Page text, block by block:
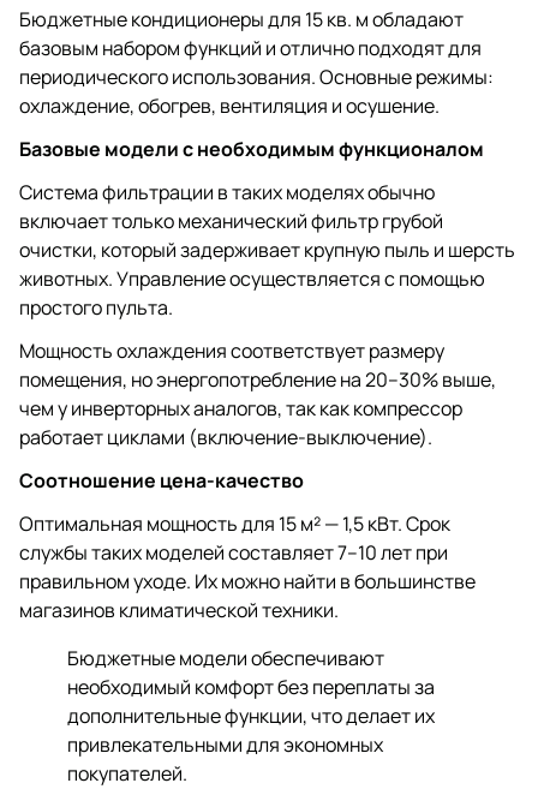
Бюджетные кондиционеры для 15 кв. м обладают
базовым набором функций и отлично подходят для
периодического использования. Основные режимы:
охлаждение, обогрев, вентиляция и осушение.
Базовые модели с необходимым функционалом
Система фильтрации в таких моделях обычно
включает только механический фильтр грубой
очистки, который задерживает крупную пыль и шерсть
животных. Управление осуществляется с помощью
простого пульта.
Мощность охлаждения соответствует размеру
помещения, но энергопотребление на 20–30% выше,
чем у инверторных аналогов, так как компрессор
работает циклами (включение-выключение).
Соотношение цена-качество
Оптимальная мощность для 15 м² — 1,5 кВт. Срок
службы таких моделей составляет 7–10 лет при
правильном уходе. Их можно найти в большинстве
магазинов климатической техники.
Бюджетные модели обеспечивают
необходимый комфорт без переплаты за
дополнительные функции, что делает их
привлекательными для экономных
покупателей.